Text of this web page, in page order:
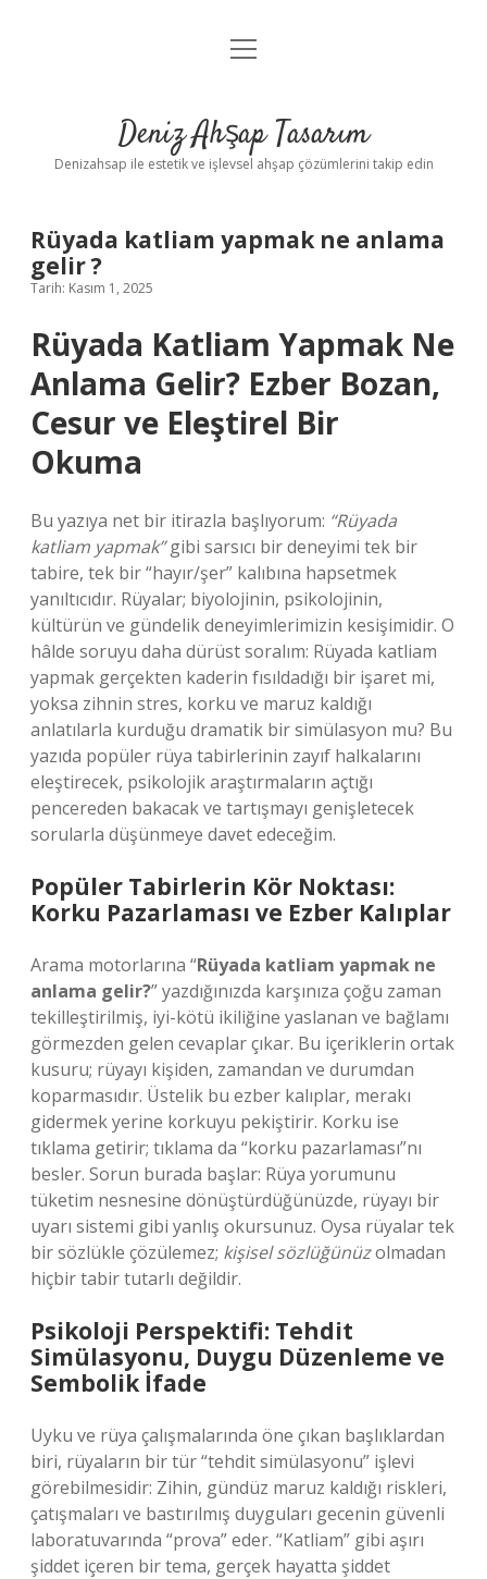
Anasayfa
Yasal Uyarı
menüyü
Deniz Ahşap Tasarım
Denizahsap ile estetik ve işlevsel ahşap çözümlerini takip edin
Rüyada katliam yapmak ne anlama
gelir ?
Tarih: Kasım 1, 2025
Rüyada Katliam Yapmak Ne
Anlama Gelir? Ezber Bozan,
Cesur ve Eleştirel Bir
Okuma
Bu yazıya net bir itirazla başlıyorum: “Rüyada
katliam yapmak”gibi sarsıcı bir deneyimi tek bir
tabire, tek bir “hayır/şer” kalıbına hapsetmek
yanıltıcıdır. Rüyalar; biyolojinin, psikolojinin,
kültürün ve gündelik deneyimlerimizin kesişimidir. O
hâlde soruyu daha dürüst soralım: Rüyada katliam
yapmak gerçekten kaderin fısıldadığı bir işaret mi,
yoksa zihnin stres, korku ve maruz kaldığı
anlatılarla kurduğu dramatik bir simülasyon mu? Bu
yazıda popüler rüya tabirlerinin zayıf halkalarını
eleştirecek, psikolojik araştırmaların açtığı
pencereden bakacak ve tartışmayı genişletecek
sorularla düşünmeye davet edeceğim.
Popüler Tabirlerin Kör Noktası:
Korku Pazarlaması ve Ezber Kalıplar
Arama motorlarına “Rüyada katliam yapmak ne
anlama gelir?” yazdığınızda karşınıza çoğu zaman
tekilleştirilmiş, iyi-kötü ikiliğine yaslanan ve bağlamı
görmezden gelen cevaplar çıkar. Bu içeriklerin ortak
kusuru; rüyayı kişiden, zamandan ve durumdan
koparmasıdır. Üstelik bu ezber kalıplar, merakı
gidermek yerine korkuyu pekiştirir. Korku ise
tıklama getirir; tıklama da “korku pazarlaması”nı
besler. Sorun burada başlar: Rüya yorumunu
tüketim nesnesine dönüştürdüğünüzde, rüyayı bir
uyarı sistemi gibi yanlış okursunuz. Oysa rüyalar tek
bir sözlükle çözülemez; kişisel sözlüğünüzolmadan
hiçbir tabir tutarlı değildir.
Psikoloji Perspektifi: Tehdit
Simülasyonu, Duygu Düzenleme ve
Sembolik İfade
Uyku ve rüya çalışmalarında öne çıkan başlıklardan
biri, rüyaların bir tür “tehdit simülasyonu” işlevi
görebilmesidir: Zihin, gündüz maruz kaldığı riskleri,
çatışmaları ve bastırılmış duyguları gecenin güvenli
laboratuvarında “prova” eder. “Katliam” gibi aşırı
şiddet içeren bir tema, gerçek hayatta şiddet